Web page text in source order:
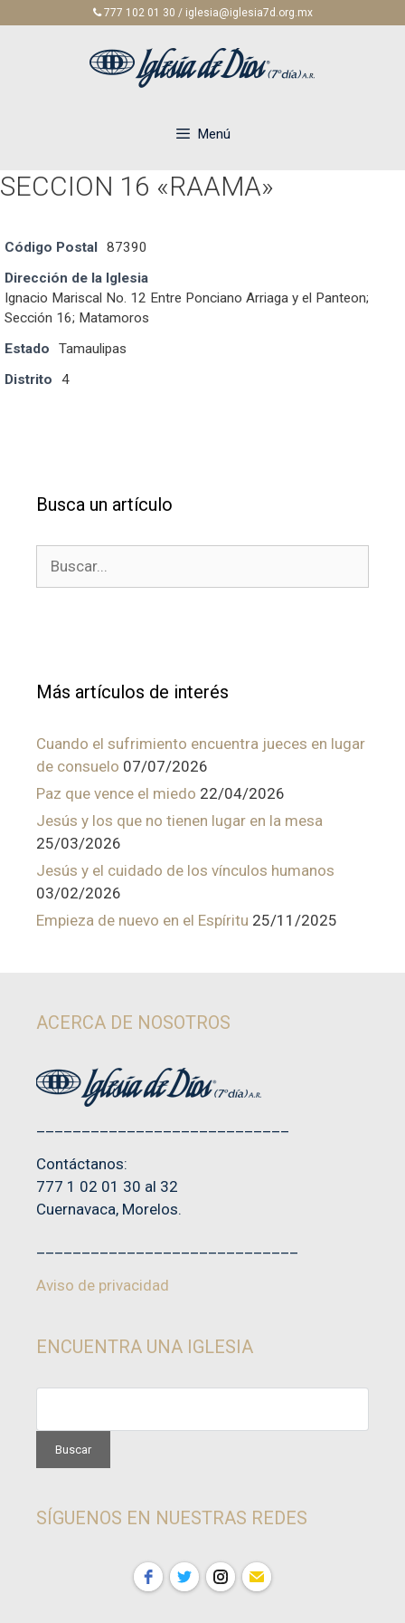
777 102 01 30 / iglesia@iglesia7d.org.mx
Menú
SECCION 16 «RAAMA»
Código Postal 87390
Dirección de la Iglesia
Ignacio Mariscal No. 12 Entre Ponciano Arriaga y el Panteon;
Sección 16; Matamoros
Estado
Tamaulipas
Distrito
4
Busca un artículo
Más artículos de interés
Cuando el sufrimiento encuentra jueces en lugar
de consuelo 07/07/2026
Paz que vence el miedo 22/04/2026
Jesús y los que no tienen lugar en la mesa
25/03/2026
Jesús y el cuidado de los vínculos humanos
03/02/2026
Empieza de nuevo en el Espíritu 25/11/2025
ACERCA DE NOSOTROS
Contáctanos:
777 1 02 01 30 al 32
Cuernavaca, Morelos.
Aviso de privacidad
ENCUENTRA UNA IGLESIA
SÍGUENOS EN NUESTRAS REDES